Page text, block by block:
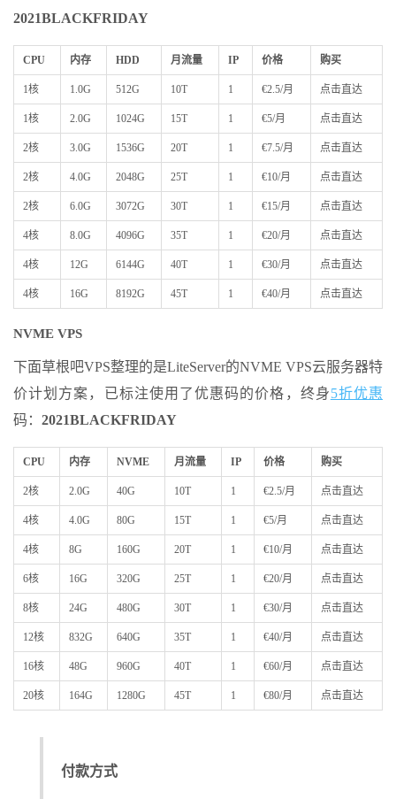
2021BLACKFRIDAY
CPU 内存 HDD 月流量 IP 价格 购买
1核 1.0G 512G 10T 1 €2.5/月 点击直达
1核 2.0G 1024G 15T 1 €5/月 点击直达
2核 3.0G 1536G 20T 1 €7.5/月 点击直达
2核 4.0G 2048G 25T 1 €10/月 点击直达
2核 6.0G 3072G 30T 1 €15/月 点击直达
4核 8.0G 4096G 35T 1 €20/月 点击直达
4核 12G 6144G 40T 1 €30/月 点击直达
4核 16G 8192G 45T 1 €40/月 点击直达
NVME VPS
下面草根吧VPS整理的是LiteServer的NVME VPS云服务器特
价计划方案，已标注使用了优惠码的价格，终身5折优惠
码： 2021BLACKFRIDAY
CPU 内存 NVME 月流量 IP 价格 购买
2核 2.0G 40G 10T 1 €2.5/月 点击直达
4核 4.0G 80G 15T 1 €5/月 点击直达
4核 8G 160G 20T 1 €10/月 点击直达
6核 16G 320G 25T 1 €20/月 点击直达
8核 24G 480G 30T 1 €30/月 点击直达
12核 832G 640G 35T 1 €40/月 点击直达
16核 48G 960G 40T 1 €60/月 点击直达
20核 164G 1280G 45T 1 €80/月 点击直达
付款方式